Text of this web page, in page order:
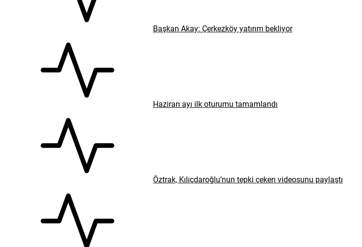
Başkan Akay: Çerkezköy yatırım bekliyor
Haziran ayı ilk oturumu tamamlandı
Öztrak, Kılıçdaroğlu’nun tepki çeken videosunu paylaştı